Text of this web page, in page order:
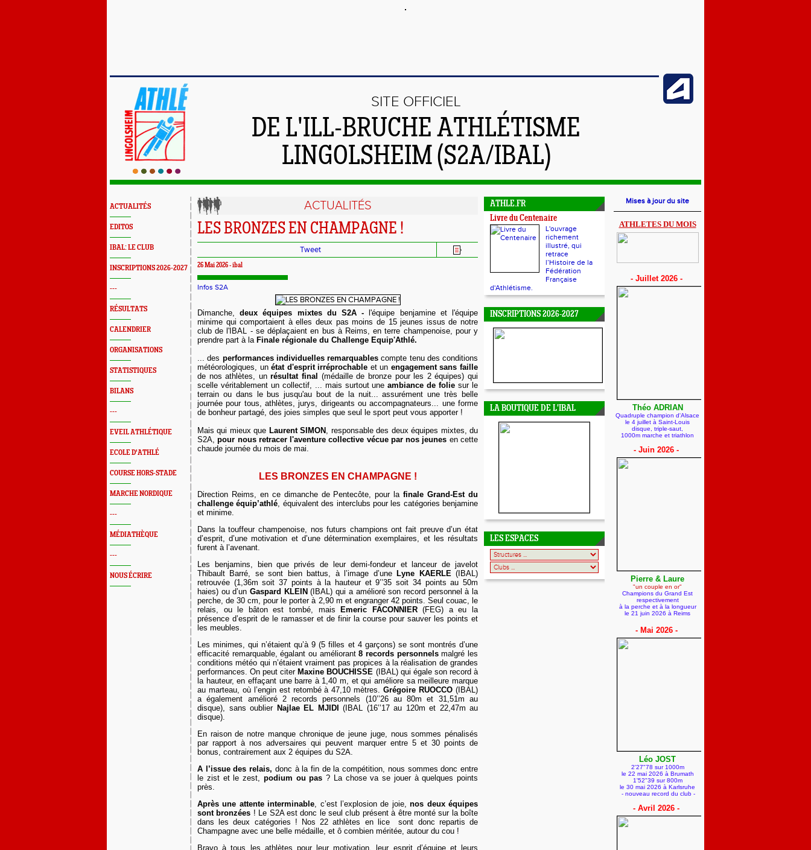
SITE OFFICIEL
DE L'ILL-BRUCHE ATHLÉTISME
LINGOLSHEIM (S2A/IBAL)
ACTUALITÉS
EDITOS
IBAL: LE CLUB
INSCRIPTIONS 2026-2027
---
RÉSULTATS
CALENDRIER
ORGANISATIONS
STATISTIQUES
BILANS
---
EVEIL ATHLÉTIQUE
ECOLE D'ATHLÉ
COURSE HORS-STADE
MARCHE NORDIQUE
---
MÉDIATHÈQUE
---
NOUS ÉCRIRE
ACTUALITÉS
LES BRONZES EN CHAMPAGNE !
Tweet
26 Mai 2026 - ibal
Infos S2A
Dimanche,deux équipes mixtes du S2A - l'équipe benjamine et l'équipe
minime qui comportaient à elles deux pas moins de 15 jeunes issus de notre
club de l'IBAL - se déplaçaient en bus à Reims, en terre champenoise, pour y
prendre part à la Finale régionale du Challenge Equip'Athlé.
... des performances individuelles remarquables compte tenu des conditions
météorologiques, unétat d'esprit irréprochable et un engagement sans faille
de nos athlètes, unrésultat final (médaille de bronze pour les 2 équipes) qui
scelle véritablement un collectif, ... mais surtout uneambiance de folie sur le
terrain ou dans le bus jusqu'au bout de la nuit... assurément une très belle
journée pour tous, athlètes, jurys, dirigeants ou accompagnateurs... une forme
de bonheur partagé, des joies simples que seul le sport peut vous apporter !
Mais qui mieux que Laurent SIMON , responsable des deux équipes mixtes, du
S2A,pour nous retracer l'aventure collective vécue par nos jeunes en cette
chaude journée du mois de mai.
LES BRONZES EN CHAMPAGNE !
Direction Reims, en ce dimanche de Pentecôte, pour lafinale Grand-Est du
challenge équip’athlé, équivalent des interclubs pour les catégories benjamine
et minime.
Dans la touffeur champenoise, nos futurs champions ont fait preuve d’un état
d’esprit, d’une motivation et d’une détermination exemplaires, et les résultats
furent à l’avenant.
Les benjamins, bien que privés de leur demi-fondeur et lanceur de javelot
Thibault Barré, se sont bien battus, à l’image d’une Lyne KAERLE(IBAL)
retrouvée (1,36m soit 37 points à la hauteur et 9’’35 soit 34 points au 50m
haies) ou d’unGaspard KLEIN (IBAL) qui a amélioré son record personnel à la
perche, de 30 cm, pour le porter à 2,90 m et engranger 42 points. Seul couac, le
relais, ou le bâton est tombé, mais
Emeric FACONNIER(FEG) a eu la
présence d’esprit de le ramasser et de finir la course pour sauver les points et
les meubles.
Les minimes, qui n’étaient qu’à 9 (5 filles et 4 garçons) se sont montrés d’une
efficacité remarquable, égalant ou améliorant8 records personnelsmalgré les
conditions météo qui n’étaient vraiment pas propices à la réalisation de grandes
performances. On peut citer Maxine BOUCHISSE (IBAL) qui égale son record à
la hauteur, en effaçant une barre à 1,40 m, et qui améliore sa meilleure marque
au marteau, où l’engin est retombé à 47,10 mètres.Grégoire RUOCCO (IBAL)
a également amélioré 2 records personnels (10’’26 au 80m et 31,51m au
disque), sans oublier Najlae EL MJIDI
(IBAL (16’’17 au 120m et 22,47m au
disque).
En raison de notre manque chronique de jeune juge, nous sommes pénalisés
par rapport à nos adversaires qui peuvent marquer entre 5 et 30 points de
bonus, contrairement aux 2 équipes du S2A.
A l’issue des relais, donc à la fin de la compétition, nous sommes donc entre
le zist et le zest, podium ou pas ? La chose va se jouer à quelques points
près.
Après une attente interminable, c’est l’explosion de joie,nos deux équipes
sont bronzées ! Le S2A est donc le seul club présent à être monté sur la boîte
dans les deux catégories ! Nos 22 athlètes en lice sont donc repartis de
Champagne avec une belle médaille, et ô combien méritée, autour du cou !
Bravo à tous les athlètes pour leur motivation, leur esprit d’équipe et leurs
ATHLE.FR
Livre du Centenaire
L'ouvrage
richement
illustré, qui
retrace
l’Histoire de la
Fédération
Française
d'Athlétisme.
INSCRIPTIONS 2026-2027
LA BOUTIQUE DE L'IBAL
LES ESPACES
Mises à jour du site
ATHLETES DU MOIS
- Juillet 2026 -
Théo ADRIAN
Quadruple champion d'Alsace
le 4 juillet à Saint-Louis
disque, triple-saut,
1000m marche et triathlon
- Juin 2026 -
Pierre & Laure
"un couple en or"
Champions du Grand Est
respectivement
à la perche et à la longueur
le 21 juin 2026 à Reims
- Mai 2026 -
Léo JOST
2'27"78 sur 1000m
le 22 mai 2026 à Brumath
1'52"39 sur 800m
le 30 mai 2026 à Karlsruhe
- nouveau record du club -
- Avril 2026 -